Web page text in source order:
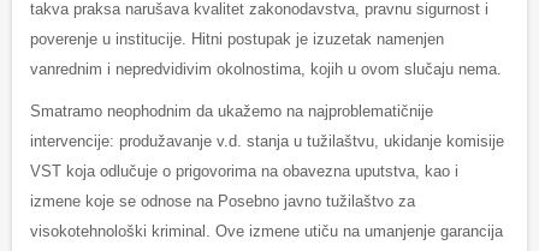
takva praksa narušava kvalitet zakonodavstva, pravnu sigurnost i
poverenje u institucije. Hitni postupak je izuzetak namenjen
vanrednim i nepredvidivim okolnostima, kojih u ovom slučaju nema.
Smatramo neophodnim da ukažemo na najproblematičnije
intervencije: produžavanje v.d. stanja u tužilaštvu, ukidanje komisije
VST koja odlučuje o prigovorima na obavezna uputstva, kao i
izmene koje se odnose na Posebno javno tužilaštvo za
visokotehnološki kriminal. Ove izmene utiču na umanjenje garancija